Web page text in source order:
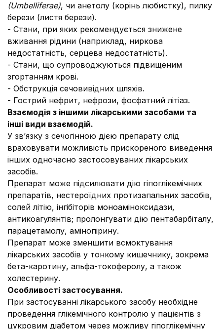
(Umbelliferae), чи анетолу (корінь любистку), пилку
берези (листя берези).
- Стани, при яких рекомендується знижене
вживання рідини (наприклад, ниркова
недостатність, серцева недостатність).
- Стани, що супроводжуються підвищеним
згортанням крові.
- Обструкція сечовивідних шляхів.
- Гострий нефрит, нефрози, фосфатний літіаз.
Взаємодія з іншими лікарськими засобами та
інші види взаємодій.
У зв’язку з сечогінною дією препарату слід
враховувати можливість прискореного виведення
інших одночасно застосовуваних лікарських
засобів.
Препарат може підсилювати дію гіпоглікемічних
препаратів, нестероїдних протизапальних засобів,
солей літію, інгібіторів моноаміноксидази,
антикоагулянтів; пролонгувати дію пентабарбіталу,
парацетамолу, aмінопірину.
Препарат може зменшити всмоктування
лікарських засобів у тонкому кишечнику, зокрема
бета-каротину, альфа-токоферолу, а також
холестерину.
Особливості застосування.
При застосуванні лікарського засобу необхідне
проведення глікемічного контролю у пацієнтів з
цукровим діабетом через можливу гіпоглікемічну